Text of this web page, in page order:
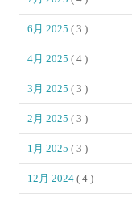
6月 2025( 3 )
4月 2025( 4 )
3月 2025( 3 )
2月 2025( 3 )
1月 2025( 3 )
12月 2024( 4 )